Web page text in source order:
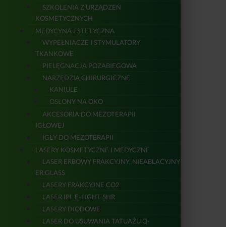
SZKOLENIA Z URZĄDZEŃ
KOSMETYCZNYCH
MEDYCYNA ESTETYCZNA
WYPEŁNIACZE I STYMULATORY
TKANKOWE
PIELĘGNACJA POZABIEGOWA
NARZĘDZIA CHIRURGICZNE
KANIULE
OSŁONY NA OKO
AKCESORIA DO MEZOTERAPII
IGŁOWEJ
IGŁY DO MEZOTERAPII
LASERY KOSMETYCZNE I MEDYCZNE
LASER ERBOWY FRAKCYJNY, NIEABLACYJNY
ER:GLASS
LASERY FRAKCYJNE CO2
LASER IPL E-LIGHT SHR
LASERY DIODOWE
LASER DO USUWANIA TATUAŻU Q-